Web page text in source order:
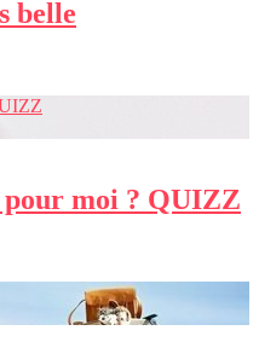
belle
pour moi ? QUIZZ